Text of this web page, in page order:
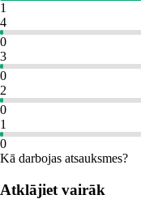
1
4
0
3
0
2
0
1
0
Kā darbojas atsauksmes?
Atklājiet vairāk